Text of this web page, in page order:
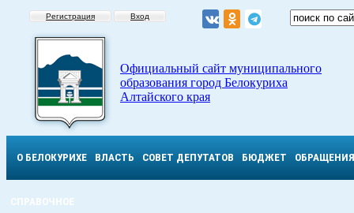
Регистрация Вход
Официальный сайт муниципального
образования город Белокуриха
Алтайского края
О БЕЛОКУРИХЕ ВЛАСТЬ СОВЕТ ДЕПУТАТОВ БЮДЖЕТ ОБРАЩЕНИЯ
СПРАВОЧНОЕ